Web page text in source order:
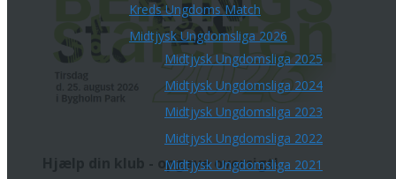
Kreds Ungdoms Match
Midtjysk Ungdomsliga 2026
Midtjysk Ungdomsliga 2025
Midtjysk Ungdomsliga 2024
Midtjysk Ungdomsliga 2023
Midtjysk Ungdomsliga 2022
Midtjysk Ungdomsliga 2021
Hjælp din klub - opgave oversigt!